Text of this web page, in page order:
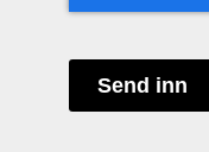
Send inn